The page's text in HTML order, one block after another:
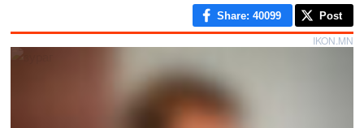
Share: 40099 Post
IKON.MN